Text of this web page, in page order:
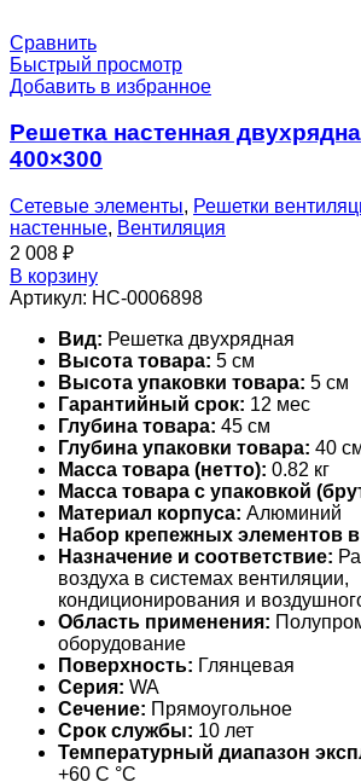
Сравнить
Быстрый просмотр
Добавить в избранное
Решетка настенная
400×300
Сетевые элементы, Решетки
настенные, Вентиляция
2 008 ₽
В корзину
Артикул: НС-0006898
Вид: Решетка двухрядная
Высота товара: 5 см
Высота упаковки товара: 5 см
Гарантийный срок: 12 мес
Глубина товара: 45 см
Глубина упаковки товара: 40
Масса товара (нетто): 0.82 кг
Масса товара с упаковкой
Материал корпуса: Алюминий
Набор крепежных элементов
Назначение и соответствие:
воздуха в системах вентиляции,
кондиционирования и
Область применения:
оборудование
Поверхность: Глянцевая
Серия: WA
Сечение: Прямоугольное
Срок службы: 10 лет
Температурный диапазон
+60 С °С